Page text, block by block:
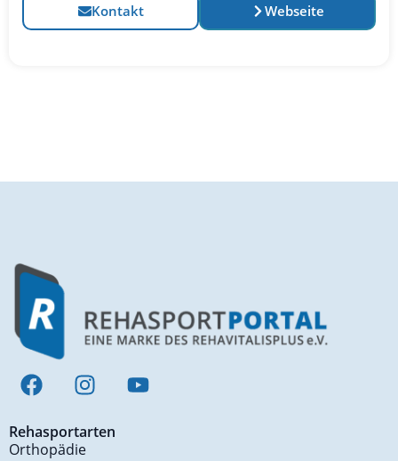
Kontakt Webseite
Rehasportarten
Orthopädie